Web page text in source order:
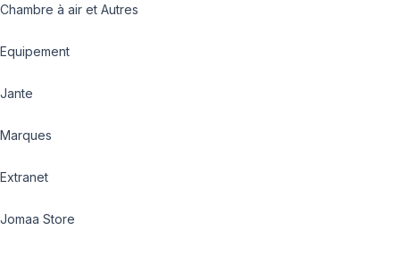
Chambre à air et Autres
Equipement
Jante
Marques
Extranet
Jomaa Store